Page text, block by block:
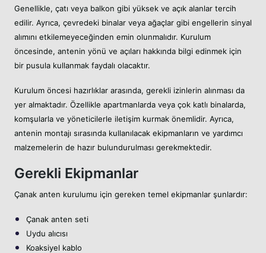
Genellikle, çatı veya balkon gibi yüksek ve açık alanlar tercih
edilir. Ayrıca, çevredeki binalar veya ağaçlar gibi engellerin sinyal
alımını etkilemeyeceğinden emin olunmalıdır. Kurulum
öncesinde, antenin yönü ve açıları hakkında bilgi edinmek için
bir pusula kullanmak faydalı olacaktır.
Kurulum öncesi hazırlıklar arasında, gerekli izinlerin alınması da
yer almaktadır. Özellikle apartmanlarda veya çok katlı binalarda,
komşularla ve yöneticilerle iletişim kurmak önemlidir. Ayrıca,
antenin montajı sırasında kullanılacak ekipmanların ve yardımcı
malzemelerin de hazır bulundurulması gerekmektedir.
Gerekli Ekipmanlar
Çanak anten kurulumu için gereken temel ekipmanlar şunlardır:
Çanak anten seti
Uydu alıcısı
Koaksiyel kablo